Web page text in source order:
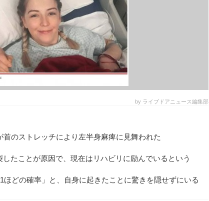
by ライブドアニュース編集部
首のストレッチにより左半身麻痺に見舞われた
たことが原因で、現在はリハビリに励んでいるという
ほどの確率」と、自身に起きたことに驚きを隠せずにいる